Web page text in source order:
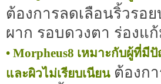
ต้องการลดเลือนริ้วรอ
ผาก รอบดวงตา ร่องแ
• Morpheus8 เหมาะกับผู้ที่
และผิวไม่เรียบเนียนต้องก